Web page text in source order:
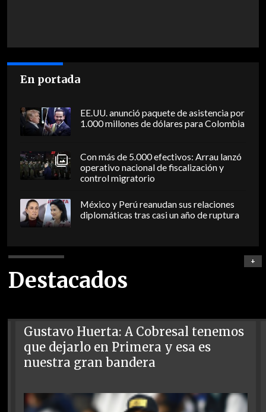
En portada
EE.UU. anunció paquete de asistencia por
1.000 millones de dólares para Colombia
Con más de 5.000 efectivos: Arrau lanzó
operativo nacional de fiscalización y
control migratorio
México y Perú reanudan sus relaciones
diplomáticas tras casi un año de ruptura
Destacados
+
Gustavo Huerta: A Cobresal tenemos
que dejarlo en Primera y esa es
nuestra gran bandera